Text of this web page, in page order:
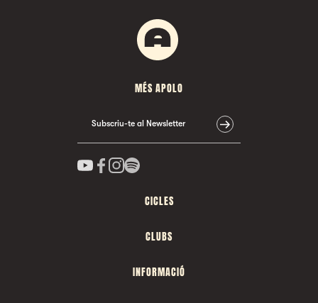
MÉS APOLO
Subscriu-te al Newsletter
CICLES
CLUBS
INFORMACIÓ